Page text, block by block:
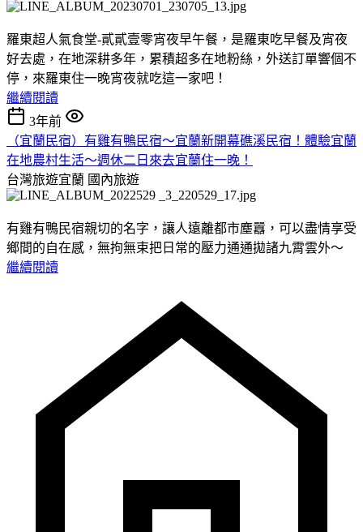
羅東超人氣食堂-貳貳壹零宵夜早午餐，是羅東吃早餐及宵夜
好去處，在地深耕多年，累積超多在地粉絲，外送訂單響個不
停，來羅東住一晚宵夜就吃這一家吧！
繼續閱讀
3年前
（宜蘭民宿）有雞有鴨民宿～宜蘭新開幕礁溪民宿！體驗宜蘭
在地農村生活～週休二日來去宜蘭住一晚！
台灣旅遊宜蘭 國內旅遊
有雞有鴨民宿親切的名字，讓人遠離都市塵囂，可以盡情享受
鄉間的自在感，無拘無束把日常的壓力通通拋諸九霄雲外～
繼續閱讀